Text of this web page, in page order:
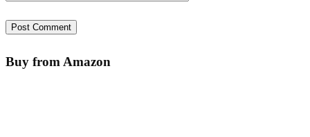
Buy from Amazon